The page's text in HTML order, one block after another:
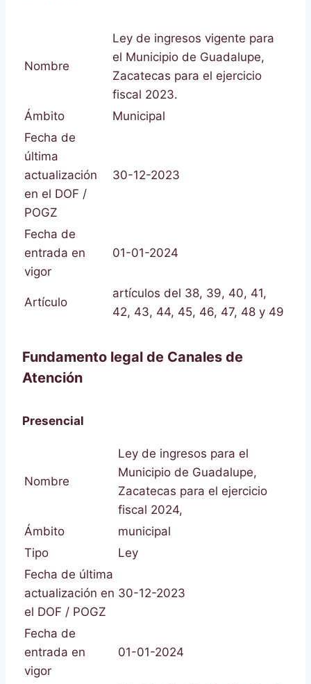
Nombre
Ley de ingresos vigente para
el Municipio de Guadalupe,
Zacatecas para el ejercicio
fiscal 2023.
Ámbito
Municipal
Fecha de
última
actualización
en el DOF /
POGZ
30-12-2023
Fecha de
entrada en
vigor
01-01-2024
Artículo
artículos del 38, 39, 40, 41,
42, 43, 44, 45, 46, 47, 48 y 49
Fundamento legal de Canales de
Atención
Presencial
Nombre
Ley de ingresos para el
Municipio de Guadalupe,
Zacatecas para el ejercicio
fiscal 2024,
Ámbito
municipal
Tipo
Ley
Fecha de última
actualización en
el DOF / POGZ
30-12-2023
Fecha de
entrada en
vigor
01-01-2024